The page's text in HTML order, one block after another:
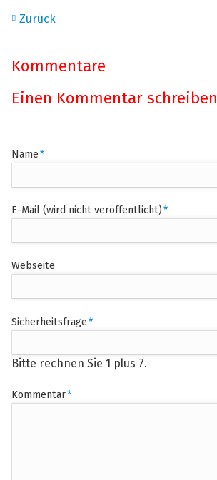
Zurück
Kommentare
Einen Kommentar schreiben
Pflichtfeld
Name*
Pflichtfeld
E-Mail (wird nicht veröffentlicht)*
Webseite
Pflichtfeld
Sicherheitsfrage*
Bitte rechnen Sie 1 plus 7.
Pflichtfeld
Kommentar*